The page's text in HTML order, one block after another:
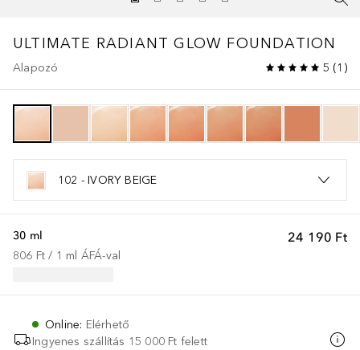
ULTIMATE RADIANT GLOW FOUNDATION
Alapozó 5 (1 )
102 - IVORY BEIGE
24 190 Ft
30 ml
806 Ft / 1 ml ÁFÁ-val
Online: Elérhető
Ingyenes szállítás 15 000 Ft felett